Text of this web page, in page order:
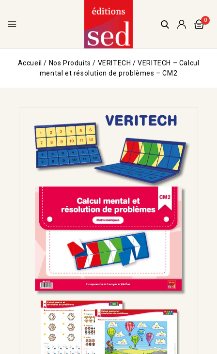
0
Accueil / Nos Produits / VERITECH / VERITECH – Calcul
mental et résolution de problèmes – CM2